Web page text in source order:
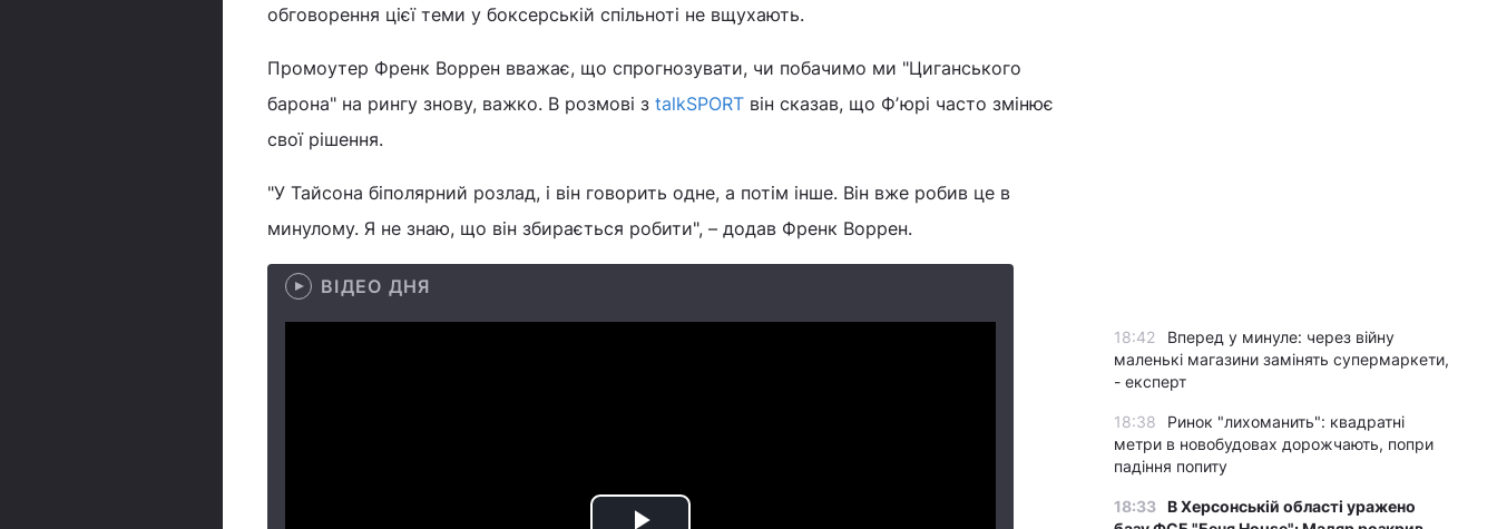
обговорення цієї теми у боксерській спільноті не вщухають.
Промоутер Френк Воррен вважає, що спрогнозувати, чи побачимо ми "Циганського
барона" на рингу знову, важко. В розмові з talkSPORT він сказав, що Фʼюрі часто змінює
свої рішення.
"У Тайсона біполярний розлад, і він говорить одне, а потім інше. Він вже робив це в
минулому. Я не знаю, що він збирається робити", – додав Френк Воррен.
ВІДЕО ДНЯ
18:42
Вперед у минуле: через війну
маленькі магазини замінять супермаркети,
- експерт
18:38
Ринок "лихоманить": квадратні
метри в новобудовах дорожчають, попри
падіння попиту
18:33 В Херсонській області уражено